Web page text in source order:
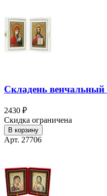
Складень венчальный
2430 ₽
Скидка ограничена
В корзину
Арт. 27706